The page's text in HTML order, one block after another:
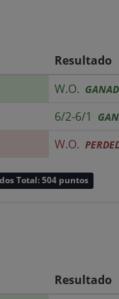
Resultado
W.O.
6/2-6/1
W.O.
Total: 504 puntos
Resultado